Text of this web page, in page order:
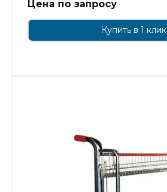
Цена по запросу
Купить в 1 клик